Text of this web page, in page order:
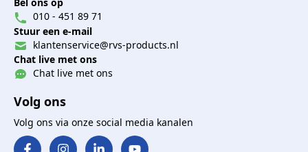
Bel ons op
010 - 451 89 71
Stuur een e-mail
klantenservice@rvs-products.nl
Chat live met ons
Chat live met ons
Volg ons
Volg ons via onze social media kanalen